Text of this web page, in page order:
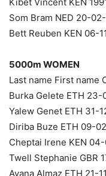
Kibet Vincent KEN
Som Bram NED 20-
Bett Reuben KEN 06-
5000m WOMEN
Last name First name
Burka Gelete ETH 23-
Yalew Genet ETH 31-
Diriba Buze ETH 09-
Cheptai Irene KEN
Twell Stephanie GBR
Ayana Almaz ETH 21-